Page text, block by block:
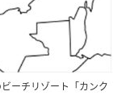
ーチリゾート「カンク